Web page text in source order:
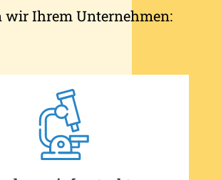
wir Ihrem Unternehmen: